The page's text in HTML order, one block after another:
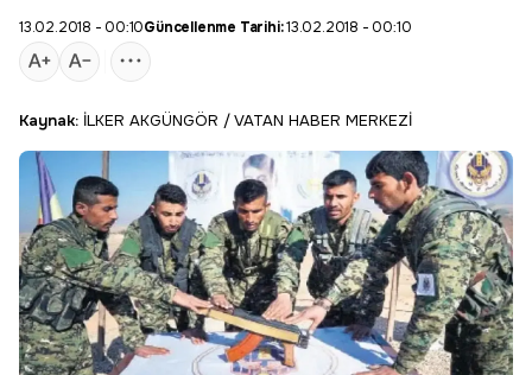
13.02.2018 - 00:10Güncellenme Tarihi:13.02.2018 - 00:10
Kaynak: İLKER AKGÜNGÖR / VATAN HABER MERKEZİ